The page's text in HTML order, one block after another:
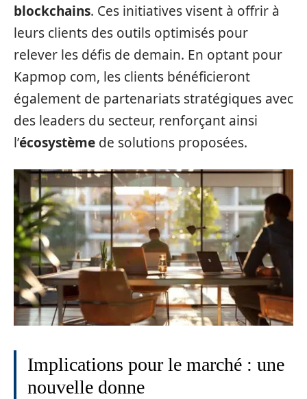
blockchains. Ces initiatives visent à offrir à
leurs clients des outils optimisés pour
relever les défis de demain. En optant pour
Kapmop com, les clients bénéficieront
également de partenariats stratégiques avec
des leaders du secteur, renforçant ainsi
l’écosystème de solutions proposées.
Implications pour le marché : une
nouvelle donne